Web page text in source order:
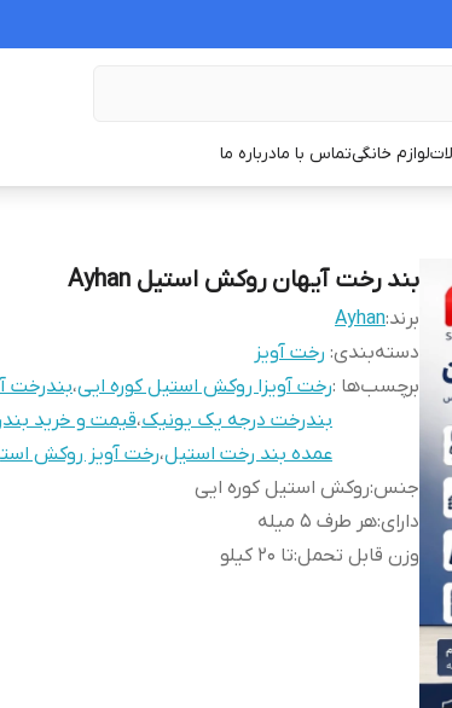
لوازم خانگیتماس با مادرباره ما
بند رخت آیهان روکش استیل Ayhan
برند:Ayhan
دسته‌بندی: رخت آویز
برچسب‌ها :رخت آویزا روکش استیل کوره ایی،بندرخت
بندرخت درجه یک یونیک،قیمت و خرید
عمده بند رخت استیل،رخت آویز روکش
جنس:روکش استیل کوره ایی
دارای:هر طرف ۵ میله
وزن قابل تحمل:تا ۲۰ کیلو